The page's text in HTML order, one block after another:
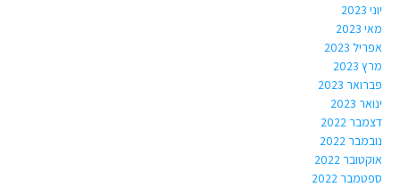
יוני 2023
מאי 2023
אפריל 2023
מרץ 2023
פברואר 2023
ינואר 2023
דצמבר 2022
נובמבר 2022
אוקטובר 2022
ספטמבר 2022